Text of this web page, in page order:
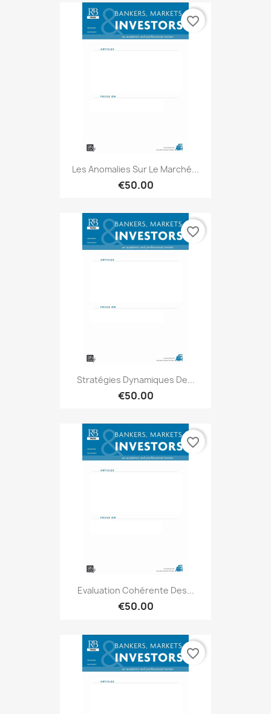
Les Anomalies Sur Le Marché...
€50.00
favorite_border
Stratégies Dynamiques De...
€50.00
favorite_border
Evaluation Cohérente Des...
€50.00
favorite_border
favorite_border